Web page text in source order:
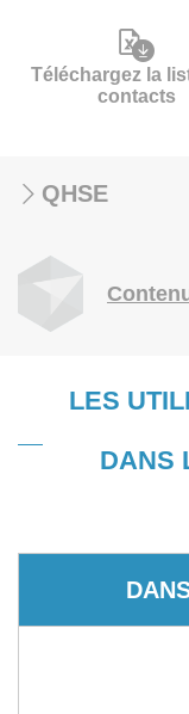
Téléchargez la
contacts
QHSE
LES
DANS